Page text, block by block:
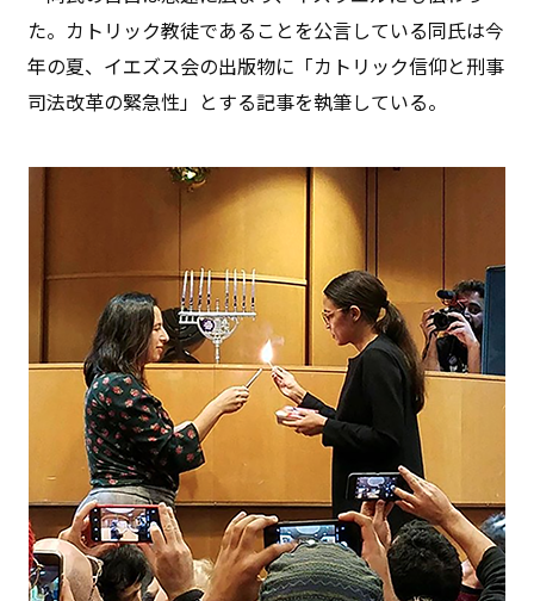
た。カトリック教徒であることを公言している同氏は今
年の夏、イエズス会の出版物に「カトリック信仰と刑事
司法改革の緊急性」とする記事を執筆している。